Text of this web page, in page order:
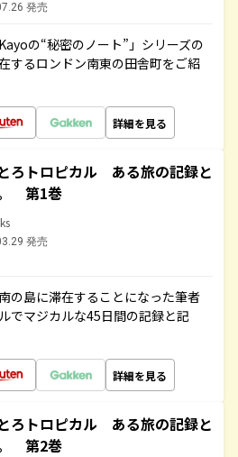
発売
の“秘密のノート”」シリーズの
するロンドン南東の田舎町をご紹
詳細を見る
ろトロピカル ある旅の記録と
第1巻
発売
の島に滞在することになった筆者
でマジカルな45日間の記録と記
詳細を見る
ろトロピカル ある旅の記録と
第2巻